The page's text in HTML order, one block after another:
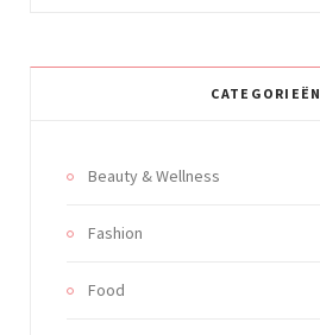
CATEGORIEËN
Beauty & Wellness
Fashion
Food